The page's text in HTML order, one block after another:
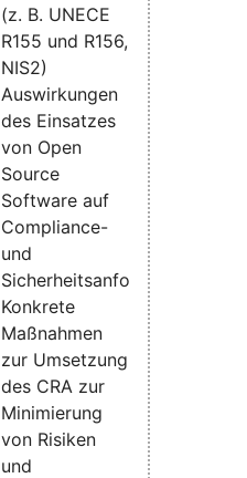
(z. B. UNECE
R155 und R156,
NIS2)
Auswirkungen
des Einsatzes
von Open
Source
Software auf
Compliance-
und
Sicherheitsanforderungen
Konkrete
Maßnahmen
zur Umsetzung
des CRA zur
Minimierung
von Risiken
und